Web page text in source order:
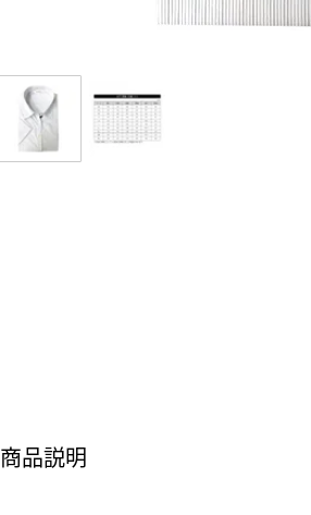
商品説明